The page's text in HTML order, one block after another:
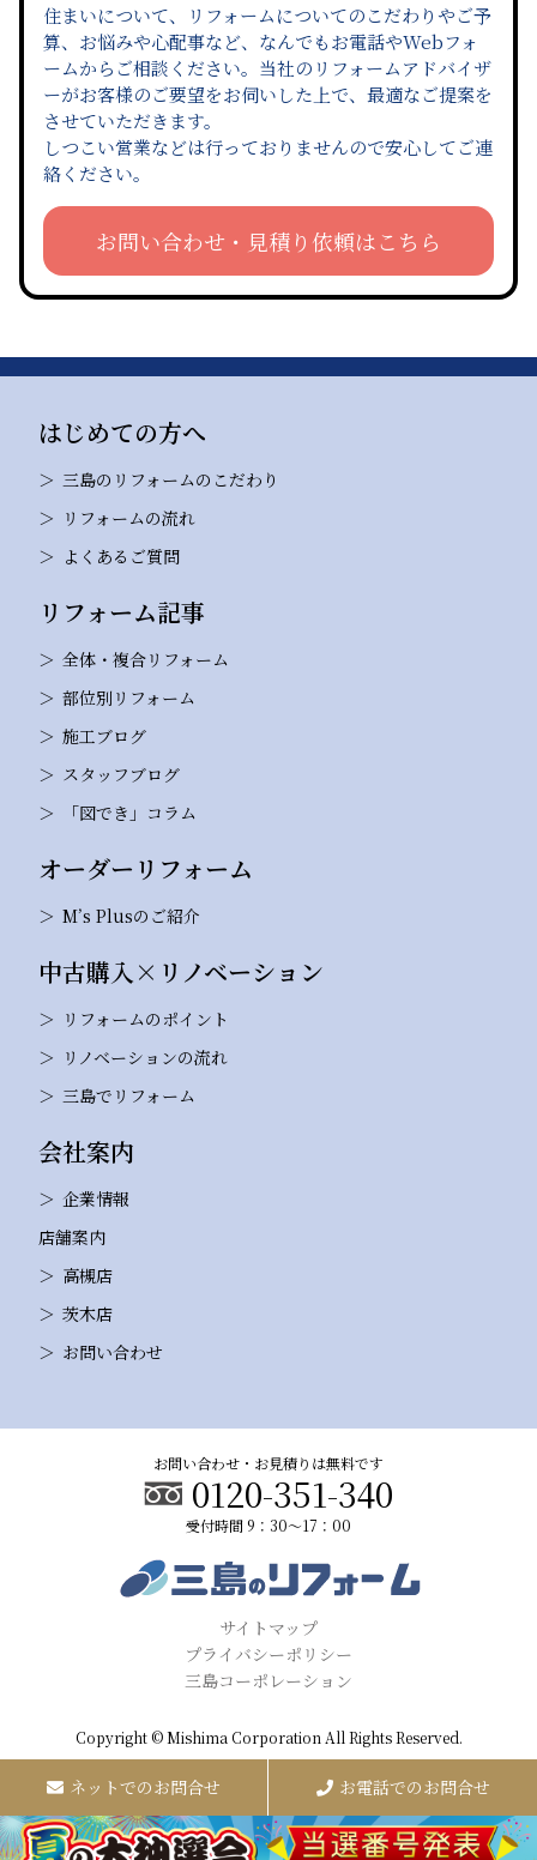
住まいについて、リフォームについてのこだわりやご予
算、お悩みや心配事など、なんでもお電話やWebフォ
ームからご相談ください。当社のリフォームアドバイザ
ーがお客様のご要望をお伺いした上で、最適なご提案を
させていただきます。
しつこい営業などは行っておりませんので安心してご連
絡ください。
お問い合わせ・見積り依頼はこちら
はじめての方へ
三島のリフォームのこだわり
リフォームの流れ
よくあるご質問
リフォーム記事
全体・複合リフォーム
部位別リフォーム
施工ブログ
スタッフブログ
「図でき」コラム
オーダーリフォーム
M’s Plusのご紹介
中古購入×リノベーション
リフォームのポイント
リノベーションの流れ
三島でリフォーム
会社案内
企業情報
店舗案内
高槻店
茨木店
お問い合わせ
お問い合わせ・お見積りは無料です
0120-351-340
受付時間 9：30～17：00
サイトマップ
プライバシーポリシー
三島コーポレーション
Copyright © Mishima Corporation All Rights Reserved.
ネットでのお問合せ お電話でのお問合せ